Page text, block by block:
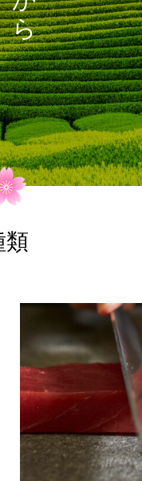
ら
類